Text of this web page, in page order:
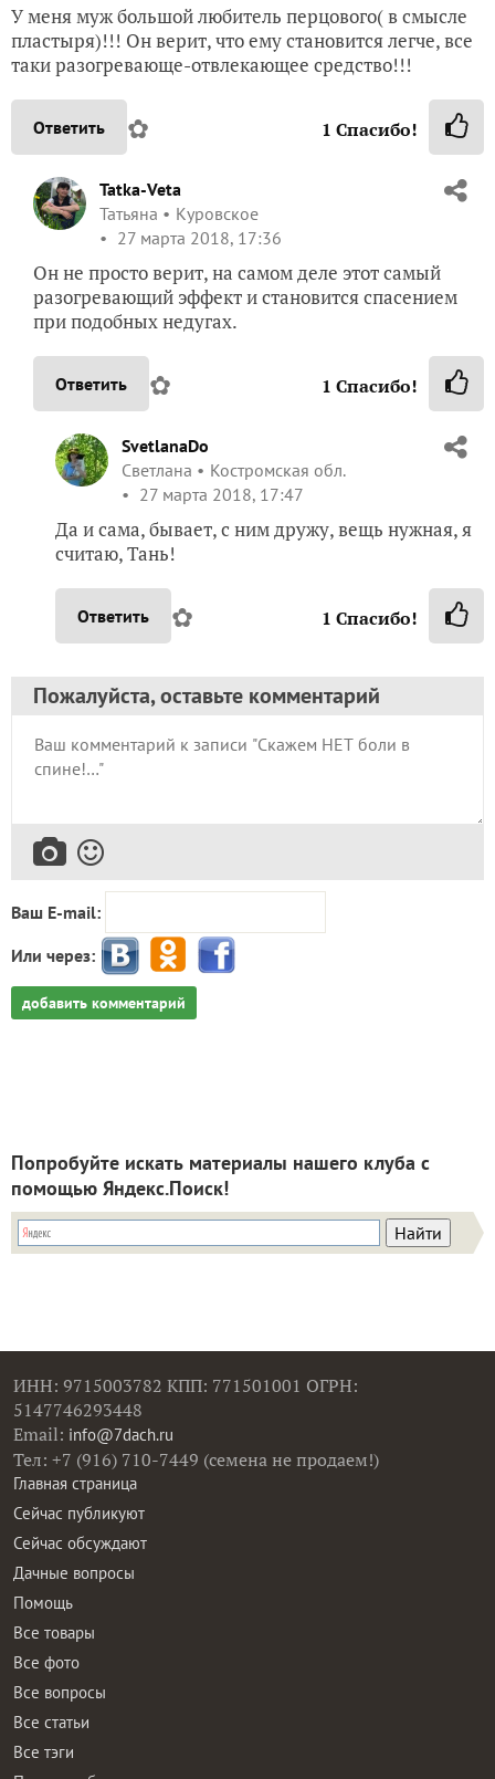
У меня муж большой любитель перцового( в смысле
пластыря)!!! Он верит, что ему становится легче, все
таки разогревающе-отвлекающее средство!!!
Ответить ✿ 1 Спасибо!
Tatka-Veta
Татьяна
Куровское
27 марта 2018, 17:36
Он не просто верит, на самом деле этот самый
разогревающий эффект и становится спасением
при подобных недугах.
Ответить ✿ 1 Спасибо!
SvetlanaDo
Светлана
Костромская обл.
27 марта 2018, 17:47
Да и сама, бывает, с ним дружу, вещь нужная, я
считаю, Тань!
Ответить ✿ 1 Спасибо!
Пожалуйста, оставьте комментарий
Ваш E-mail:
Или через:
добавить комментарий
Попробуйте искать материалы нашего клуба с
помощью Яндекс.Поиск!
ИНН: 9715003782 КПП: 771501001 ОГРН:
5147746293448
Email: info@7dach.ru
Тел: +7 (916) 710-7449 (семена не продаем!)
Главная страница
Сейчас публикуют
Сейчас обсуждают
Дачные вопросы
Помощь
Все товары
Все фото
Все вопросы
Все статьи
Все тэги